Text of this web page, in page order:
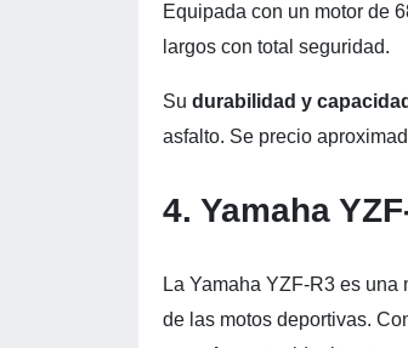
Equipada con un motor de
largos con total seguridad.
Su durabilidad y
asfalto. Se precio
4. Yamaha
La Yamaha YZF-R3 es
de las motos deportivas.